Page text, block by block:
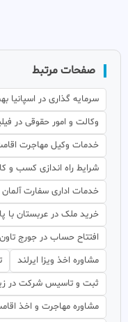
صفحات مرتبط
سرمایه گذاری در اسپانیا
وکالت و امور حقوقی در
خدمات وکیل مهاجرت
شرایط راه اندازی کسب و
خدمات اداری سفارت آلمان
خرید ملک در عربستان با
افتتاح حساب در جورج تاون
مشاوره اخذ ویزا ایرلند
ثبت و تاسیس شرکت در
مشاوره مهاجرت و اخذ